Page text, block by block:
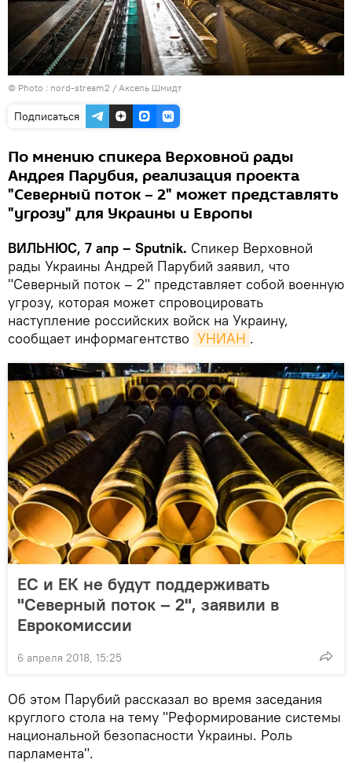
© Photo : nord-stream2 / Aксель Шмидт
Подписаться
По мнению спикера Верховной рады
Андрея Парубия, реализация проекта
"Северный поток – 2" может представлять
"угрозу" для Украины и Европы
ВИЛЬНЮС, 7 апр – Sputnik. Спикер Верховной
рады Украины Андрей Парубий заявил, что
"Северный поток – 2" представляет собой военную
угрозу, которая может спровоцировать
наступление российских войск на Украину,
сообщает информагентство УНИАН .
ЕС и ЕК не будут поддерживать
"Северный поток – 2", заявили в
Еврокомиссии
6 апреля 2018, 15:25
Об этом Парубий рассказал во время заседания
круглого стола на тему "Реформирование системы
национальной безопасности Украины. Роль
парламента".